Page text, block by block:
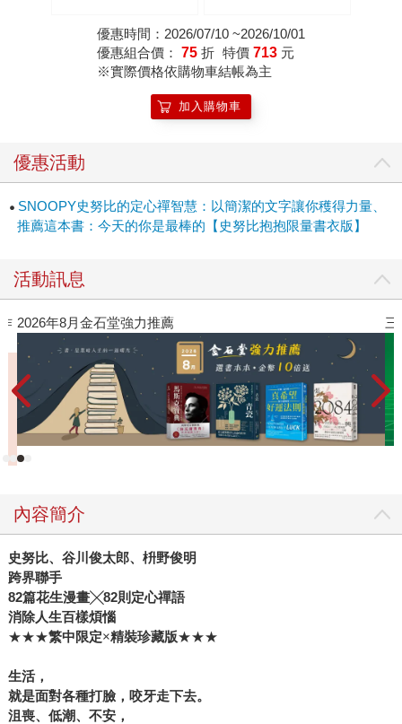
的不是自己的才華該如何被展現，而是該如何讓在社會上生
活、拚搏的人們感到快樂與希望。他也曾經在黑暗中駐足，
但他走出來了。這是他的努力，也是他的幸運。一直將整個
社會視為「創意總監」的他，一心一意希望自己心裡的力量
能被傳遞、回饋給大家，讓所有人都能找到隨手可得、純真
心禪智慧優惠時間：2026/07/10 ~2026/10/01
優惠組合價： 75 折 特價 713 元
※實際價格依購物車結帳為主
加入購物車
優惠活動
SNOOPY史努比的定心禪智慧：以簡潔的文字讓你穫得力量、
推薦這本書：今天的你是最棒的【史努比抱抱限量書衣版】
活動訊息
金石堂強力推薦 三采童書滿
內容簡介
史努比、谷川俊太郎、枡野俊明
跨界聯手
82篇花生漫畫╳82則定心禪語
消除人生百樣煩惱
★★★繁中限定×精裝珍藏版★★★
生活，
就是面對各種打臉，咬牙走下去。
沮喪、低潮、不安，